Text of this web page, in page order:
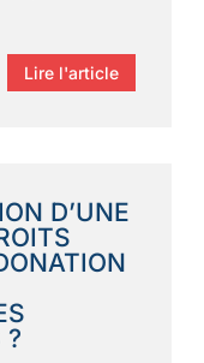
Lire l'article
D’UNE
?